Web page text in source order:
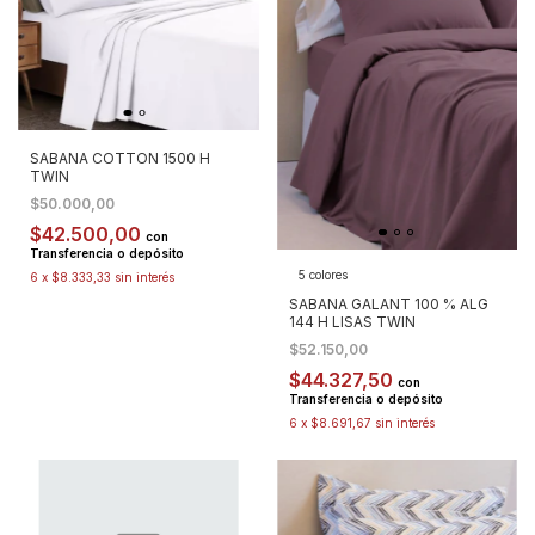
SABANA COTTON 1500 H
TWIN
$50.000,00
$42.500,00 con
Transferencia o depósito
6 x $8.333,33 sin interés 5 colores
SABANA GALANT 100 % ALG
144 H LISAS TWIN
$52.150,00
$44.327,50 con
Transferencia o depósito
6 x $8.691,67 sin interés